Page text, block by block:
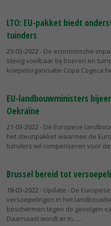
LTO: EU-pakket biedt
tuinders
23-03-2022 - De economische
stevig voelbaar bij boeren en
koepelorganisatie Copa Cogeca
EU-landbouwministers
Oekraïne
21-03-2022 - De Europese
het steunpakket waarmee de
tuinders wil compenseren voor
Brussel bereid tot
18-03-2022 - Update - De
versoepelingen in het
beschermen tegen de gevolgen
Daarnaast wordt er in...